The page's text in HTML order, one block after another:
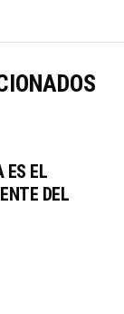
ES EL
DEL